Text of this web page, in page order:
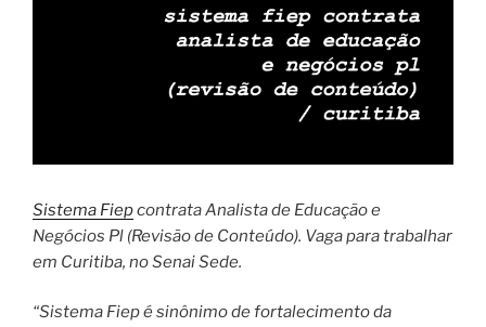
Sistema Fiepcontrata Analista de Educação e
Negócios Pl (Revisão de Conteúdo). Vaga para trabalhar
em Curitiba, no Senai Sede.
“Sistema Fiep é sinônimo de fortalecimento da